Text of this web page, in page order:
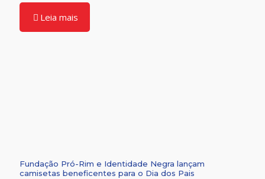
Leia mais
Fundação Pró-Rim e Identidade Negra lançam
camisetas beneficentes para o Dia dos Pais